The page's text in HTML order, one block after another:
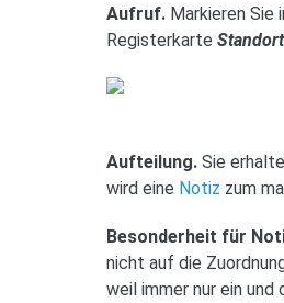
Aufruf. Markieren
Registerkarte
Aufteilung. Sie
wird eine Notiz zum
Besonderheit für
nicht auf die
weil immer nur ein